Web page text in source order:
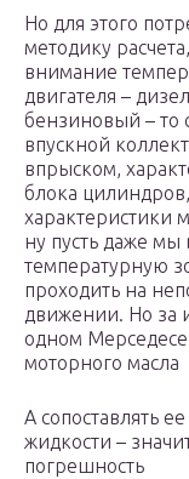
Но для этого
методику
внимание
двигателя –
бензиновый – то
впускной
впрыском,
блока
характеристики
ну пусть даже мы
температурную
проходить на
движении. Но за
одном Мерседесе
моторного масла
А сопоставлять
жидкости –
погрешность